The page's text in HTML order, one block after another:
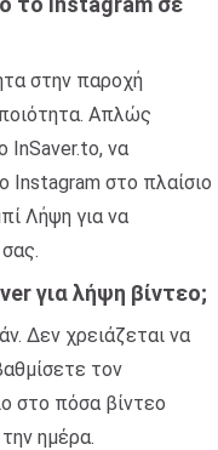
στην παροχή
Απλώς
InSaver.to, να
Instagram στο πλαίσιο
Λήψη για να
για λήψη βίντεο;
Δεν χρειάζεται να
τον
στο πόσα βίντεο
ημέρα.